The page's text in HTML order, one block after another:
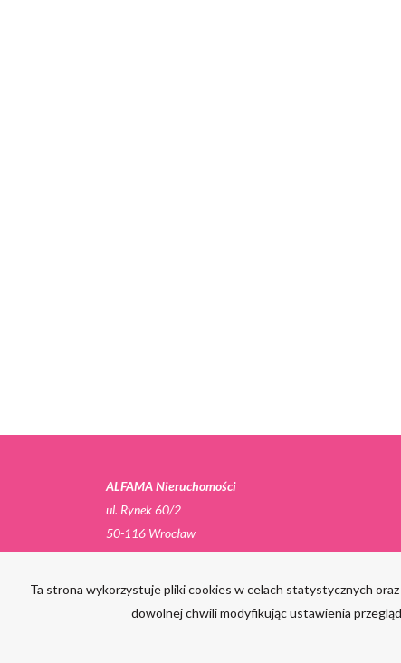
ALFAMA Nieruchomości
ul. Rynek 60/2
50-116 Wrocław
Ta strona wykorzystuje pliki cookies w celach statystycznych
dowolnej chwili modyfikując ustawienia